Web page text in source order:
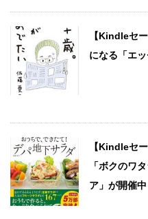
【Kindleセ
になる「エ
【Kindleセ
「ボクのワ
ア」が開催